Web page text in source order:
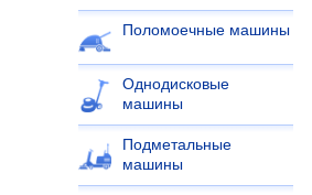
Поломоечные машины
Однодисковые
машины
Подметальные
машины